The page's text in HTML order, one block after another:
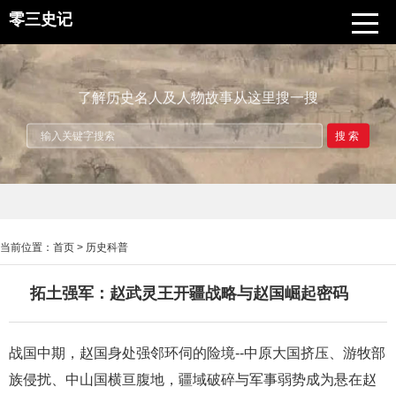
零三史记
了解历史名人及人物故事从这里搜一搜
搜索
当前位置： 首页 > 历史科普
拓土强军：赵武灵王开疆战略与赵国崛起密码
战国中期，赵国身处强邻环伺的险境--中原大国挤压、游牧部
族侵扰、中山国横亘腹地，疆域破碎与军事弱势成为悬在赵